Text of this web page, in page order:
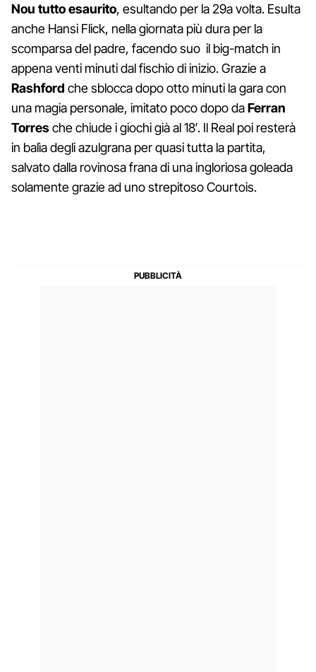
Nou tutto esaurito, esultando per la 29a volta. Esulta
anche Hansi Flick, nella giornata più dura per la
scomparsa del padre, facendo suo il big-match in
appena venti minuti dal fischio di inizio. Grazie a
Rashford che sblocca dopo otto minuti la gara con
una magia personale, imitato poco dopo daFerran
Torresche chiude i giochi già al 18′. Il Real poi resterà
in balìa degli azulgrana per quasi tutta la partita,
salvato dalla rovinosa frana di una ingloriosa goleada
solamente grazie ad uno strepitoso Courtois.